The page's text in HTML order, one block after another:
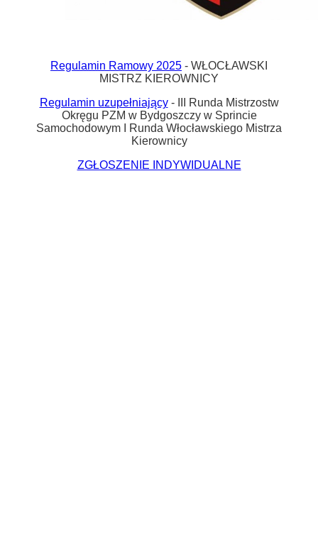
Regulamin Ramowy 2025 - WŁOCŁAWSKI
MISTRZ KIEROWNICY
Regulamin uzupełniający- III Runda Mistrzostw
Okręgu PZM w Bydgoszczy w Sprincie
Samochodowym I Runda Włocławskiego Mistrza
Kierownicy
ZGŁOSZENIE INDYWIDUALNE